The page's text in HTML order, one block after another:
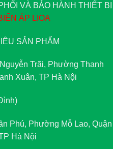
VÀ BẢO HÀNH THIẾT BỊ
ÁP LIOA
SẢN PHẨM
Trãi, Phường Thanh
Xuân, TP Hà Nội
Phú, Phường Mỗ Lao, Quận
Hà Nội